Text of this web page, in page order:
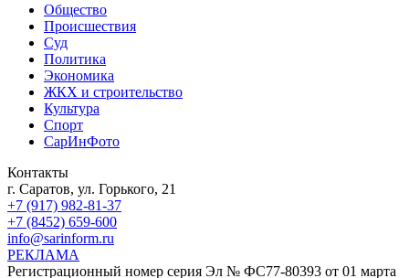
Общество
Происшествия
Суд
Политика
Экономика
ЖКХ и строительство
Культура
Спорт
СарИнФото
Контакты
г. Саратов, ул. Горького, 21
+7 (917) 982-81-37
+7 (8452) 659-600
info@sarinform.ru
РЕКЛАМА
Регистрационный номер серия Эл № ФС77-80393 от 01 марта